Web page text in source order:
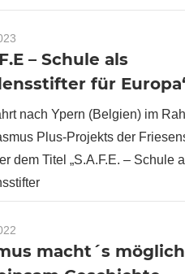
– Schule als
für
nach Ypern (Belgien) im
Plus-Projekts der
dem Titel „S.A.F.E. – Schule
macht´s